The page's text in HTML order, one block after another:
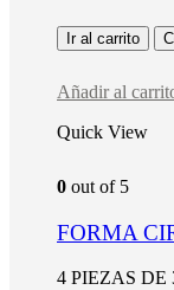
Ir al carrito
Añadir al
Quick View
0 out of 5
FORMA
4 PIEZAS DE